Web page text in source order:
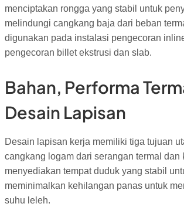
menciptakan rongga yang stabil untuk
melindungi cangkang baja dari beban
digunakan pada instalasi pengecoran
pengecoran billet ekstrusi dan slab.
Bahan, Performa
Desain Lapisan
Desain lapisan kerja memiliki tiga tujuan
cangkang logam dari serangan termal dan
menyediakan tempat duduk yang stabil
meminimalkan kehilangan panas untuk
suhu leleh.